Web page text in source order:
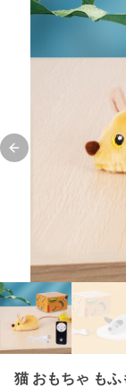
Previous slide
猫 おもちゃ も